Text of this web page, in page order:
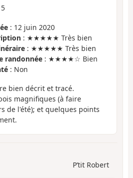
5
: 12 juin 2020
: ★★★★★ Très bien
: ★★★★★ Très bien
randonnée : ★★★★☆ Bien
: Non
bien décrit et tracé.
magnifiques (à faire
de l'été); et quelques points
P’tit Robert